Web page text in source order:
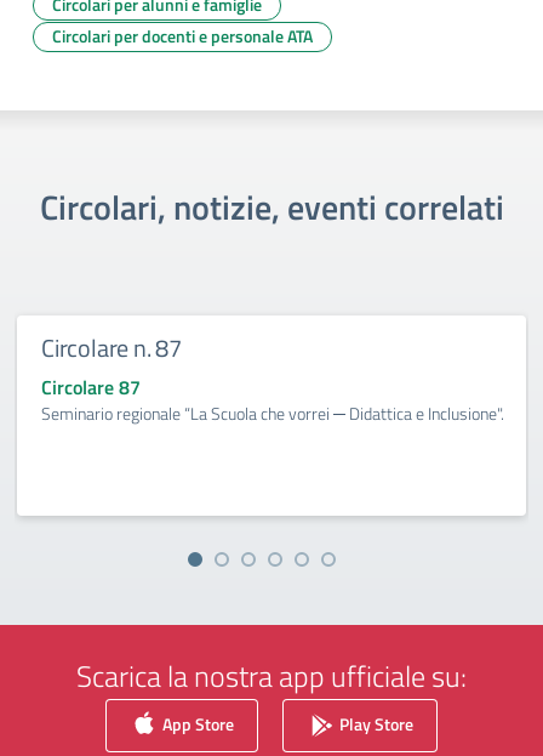
Circolari per docenti e personale ATA
Circolari, notizie, eventi correlati
Circolare n. 87
Circolare 87
Seminario regionale “La Scuola che vorrei ─ Didattica e Inclusione".
Scarica la nostra app ufficiale su:
App Store Play Store